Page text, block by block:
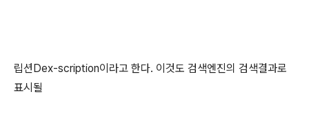
립션Dex-scription이라고 한다. 이것도 검색엔진의 검색결과로
표시될